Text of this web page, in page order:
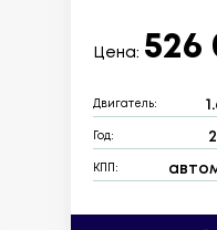
Цена: 526
Двигатель:
Год:
КПП: